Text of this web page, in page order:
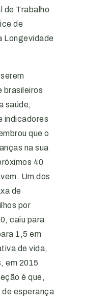
de Trabalho
de
Longevidade
brasileiros
saúde,
indicadores
que o
na sua
40
Um dos
de
por
caiu para
1,5 em
de vida,
em 2015
é que,
esperança